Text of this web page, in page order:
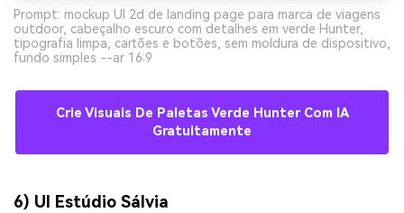
Prompt: mockup UI 2d de landing page para marca de viagens
outdoor, cabeçalho escuro com detalhes em verde Hunter,
tipografia limpa, cartões e botões, sem moldura de dispositivo,
fundo simples --ar 16:9
Crie Visuais De Paletas Verde Hunter Com IA
Gratuitamente
6) UI Estúdio Sálvia